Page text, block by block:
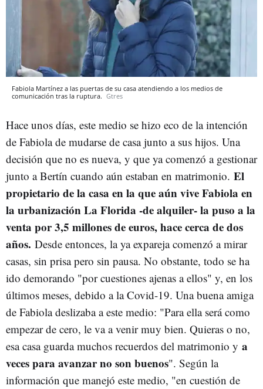
Fabiola Martínez a las puertas de su casa atendiendo a los medios de
comunicación tras la ruptura. Gtres
Hace unos días, este medio se hizo eco de la intención
de Fabiola de mudarse de casa junto a sus hijos. Una
decisión que no es nueva, y que ya comenzó a gestionar
junto a Bertín cuando aún estaban en matrimonio. El
propietario de la casa en la que aún vive Fabiola en
la urbanización La Florida -de alquiler- la puso a la
venta por 3,5 millones de euros, hace cerca de dos
años. Desde entonces, la ya expareja comenzó a mirar
casas, sin prisa pero sin pausa. No obstante, todo se ha
ido demorando "por cuestiones ajenas a ellos" y, en los
últimos meses, debido a la Covid-19. Una buena amiga
de Fabiola deslizaba a este medio: "Para ella será como
empezar de cero, le va a venir muy bien. Quieras o no,
esa casa guarda muchos recuerdos del matrimonio y a
veces para avanzar no son buenos". Según la
información que manejó este medio, "en cuestión de